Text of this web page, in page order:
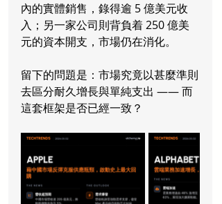
內的實體銷售，錄得逾 5 億美元收
入；另一家公司則背負着 250 億美
元的資本開支，市場仍在消化。
留下的問題是：市場究竟以甚麼準則
去區分耐久增長與單純支出 —— 而
這套框架是否已經一致？